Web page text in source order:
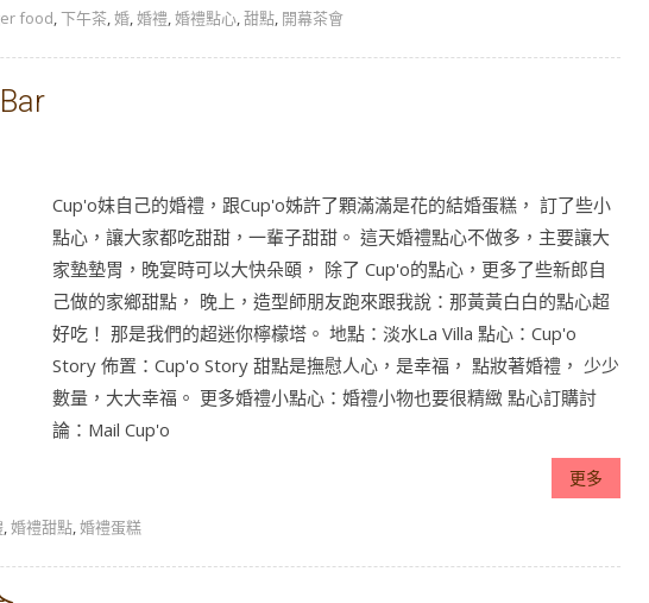
food,下午茶,婚,婚禮,婚禮點心,甜點, 開幕茶會
Cup'o妹自己的婚禮，跟Cup'o姊許了顆滿滿是花的結婚蛋糕， 訂了些小
點心，讓大家都吃甜甜，一輩子甜甜。 這天婚禮點心不做多，主要讓大
家墊墊胃，晚宴時可以大快朵頤， 除了 Cup'o的點心，更多了些新郎自
己做的家鄉甜點， 晚上，造型師朋友跑來跟我說：那黃黃白白的點心超
好吃！ 那是我們的超迷你檸檬塔。 地點：淡水La Villa 點心：Cup'o
Story 佈置：Cup'o Story 甜點是撫慰人心，是幸福， 點妝著婚禮， 少少
數量，大大幸福。 更多婚禮小點心：婚禮小物也要很精緻 點心訂購討
論：Mail Cup'o
更多
,婚禮甜點,婚禮蛋糕